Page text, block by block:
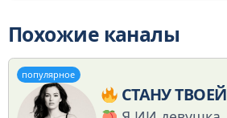
Похожие каналы
популярное
СТАНУ ТВОЕЙ